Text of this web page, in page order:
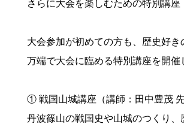
さらに大会を楽しむための特別講座
大会参加が初めての方も、歴史好き
万端で大会に臨める特別講座を開催
① 戦国山城講座（講師：田中豊茂 先
丹波篠山の戦国史や山城のつくり、